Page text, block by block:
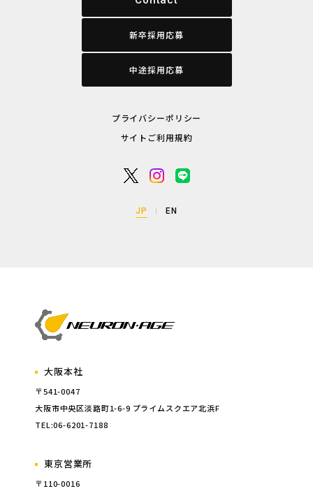
新卒採用応募
中途採用応募
プライバシーポリシー
サイトご利用規約
JP EN
大阪本社
〒541-0047
大阪市中央区淡路町1-6-9 プライムスクエア北浜F
TEL:06-6201-7188
東京営業所
〒110-0016